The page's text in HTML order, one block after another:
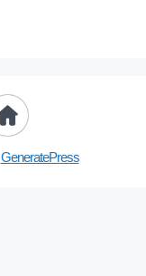
GeneratePress